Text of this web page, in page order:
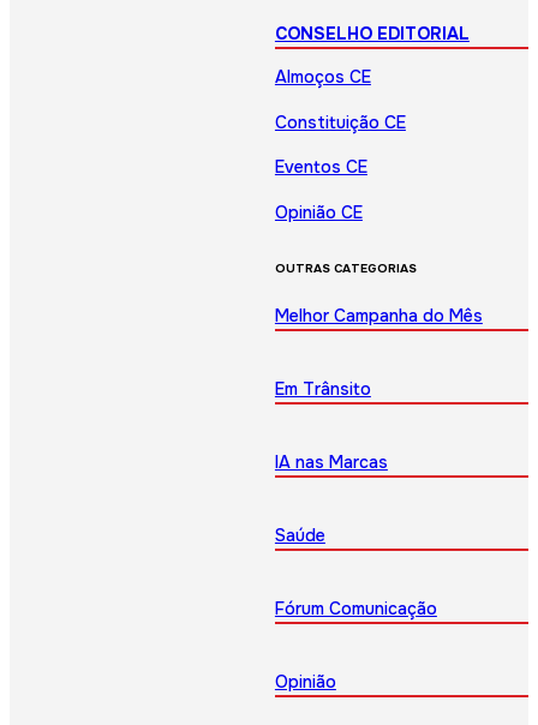
CONSELHO EDITORIAL
Almoços CE
Constituição CE
Eventos CE
Opinião CE
OUTRAS CATEGORIAS
Melhor Campanha do Mês
Em Trânsito
IA nas Marcas
Saúde
Fórum Comunicação
Opinião